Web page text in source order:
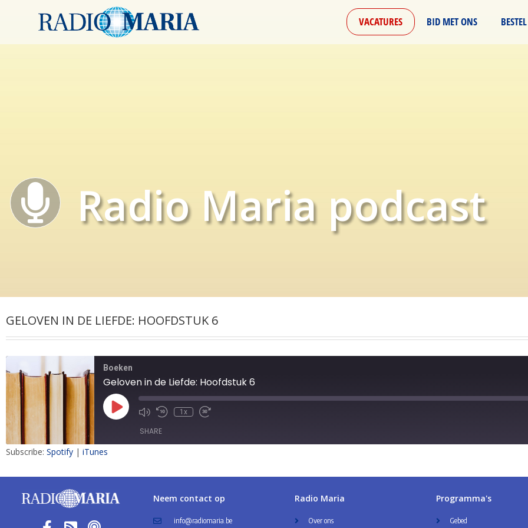
VACATURES BID MET ONS BESTEL
Radio Maria podcast
GELOVEN IN DE LIEFDE: HOOFDSTUK 6
Boeken
Geloven in de Liefde: Hoofdstuk 6
1x
SHARE
LINK
Subscribe: Spotify | iTunes
Neem contact op
info@radiomaria.be
Radio Maria
Over ons
Programma's
Gebed